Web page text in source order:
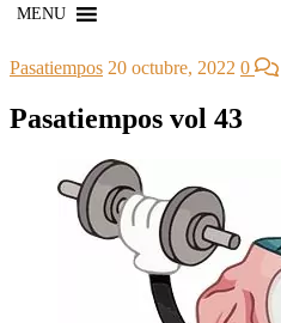
MENU
Pasatiempos 20 octubre, 2022 0
Pasatiempos vol 43